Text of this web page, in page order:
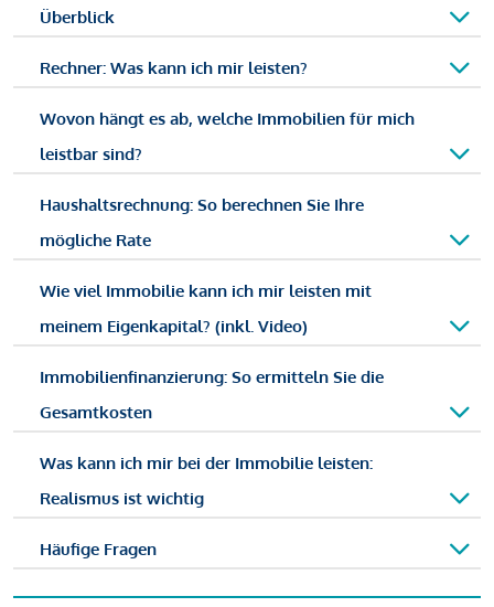
Überblick
Rechner: Was kann ich mir leisten?
Wovon hängt es ab, welche Immobilien für mich
leistbar sind?
Haushaltsrechnung: So berechnen Sie Ihre
mögliche Rate
Wie viel Immobilie kann ich mir leisten mit
meinem Eigenkapital? (inkl. Video)
Immobilienfinanzierung: So ermitteln Sie die
Gesamtkosten
Was kann ich mir bei der Immobilie leisten:
Realismus ist wichtig
Häufige Fragen